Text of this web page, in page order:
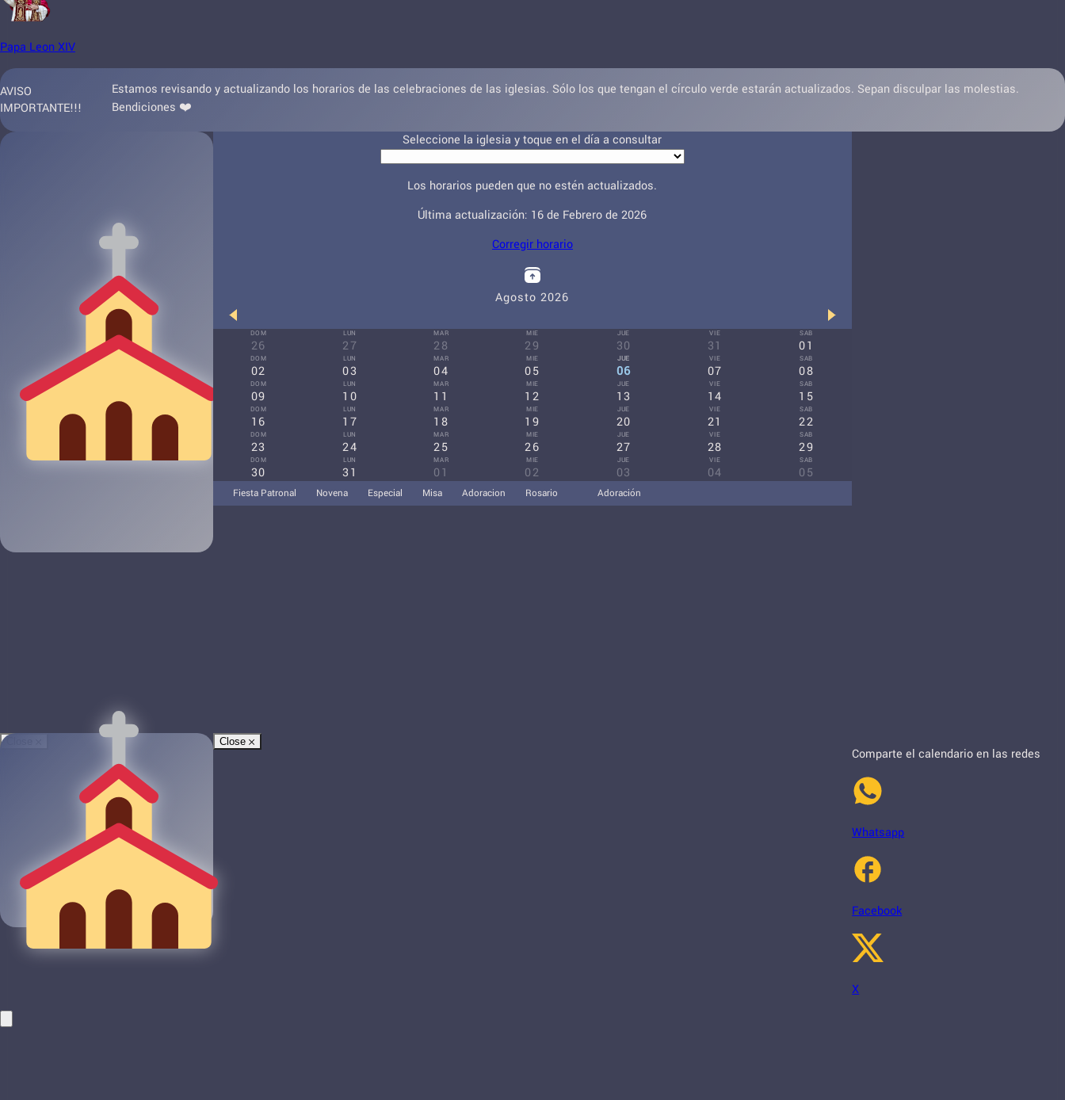
Papa Leon XIV
AVISO
IMPORTANTE!!!
Estamos revisando y actualizando los horarios de las celebraciones de las iglesias. Sólo los que tengan el círculo verde estarán actualizados. Sepan disculpar las molestias.
Bendiciones ❤️
Seleccione la iglesia y toque en el día a consultar
Los horarios pueden que no estén actualizados.
Última actualización: 16 de Febrero de 2026
Corregir horario
Agosto 2026
DOM
26
LUN
27
MAR
28
MIE
29
JUE
30
VIE
31
SAB
01
DOM
02
LUN
03
MAR
04
MIE
05
JUE
06
VIE
07
SAB
08
DOM
09
LUN
10
MAR
11
MIE
12
JUE
13
VIE
14
SAB
15
DOM
16
LUN
17
MAR
18
MIE
19
JUE
20
VIE
21
SAB
22
DOM
23
LUN
24
MAR
25
MIE
26
JUE
27
VIE
28
SAB
29
DOM
30
LUN
31
MAR
01
MIE
02
JUE
03
VIE
04
SAB
05
Fiesta Patronal Novena Especial Misa Adoracion Rosario Adoración
Close
Comparte el calendario en las redes
Whatsapp
Facebook
X